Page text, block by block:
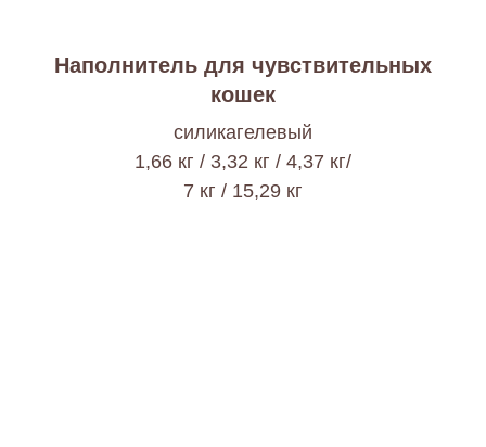
Наполнитель для чувствительных
кошек
cиликагелевый
1,66 кг / 3,32 кг / 4,37 кг/
7 кг / 15,29 кг